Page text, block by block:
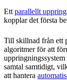
Ett parallellt
kopplar det första
Till skillnad från ett
algoritmer för att
samtal samtidigt,
att hantera